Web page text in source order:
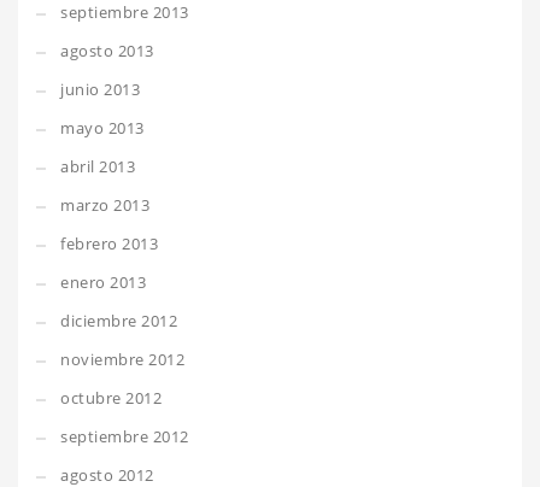
septiembre 2013
agosto 2013
junio 2013
mayo 2013
abril 2013
marzo 2013
febrero 2013
enero 2013
diciembre 2012
noviembre 2012
octubre 2012
septiembre 2012
agosto 2012